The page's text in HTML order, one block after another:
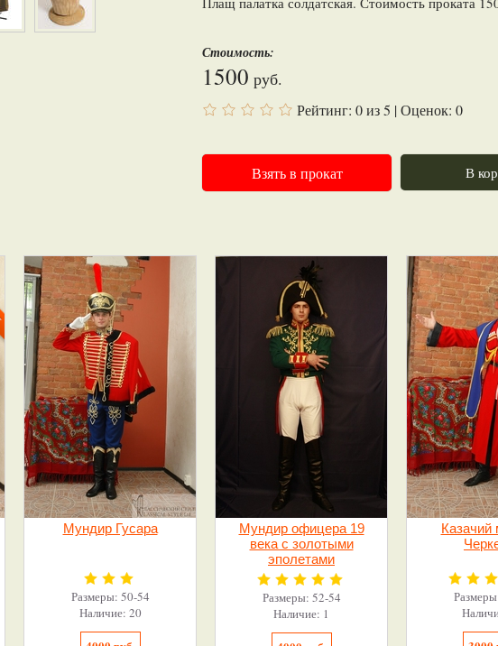
Стоимость:
1500 руб.
Рейтинг: 0из5 | Оценок: 0
В
Взять в прокат
Мундир Гусара
Размеры: 50-54
Наличие: 20
Мундир офицера 19
века с золотыми
эполетами
Размеры: 52-54
Наличие: 1
Казачий